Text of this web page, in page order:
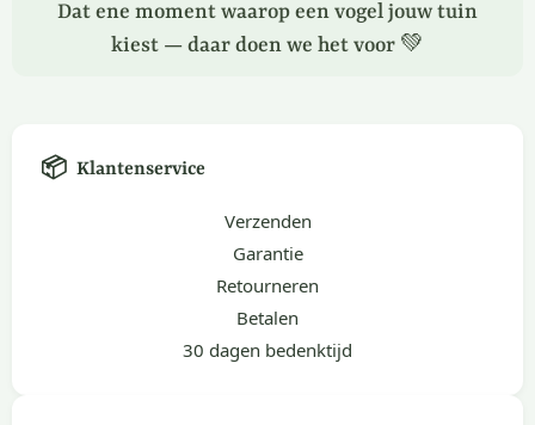
Dat ene moment waarop een vogel jouw tuin
kiest — daar doen we het voor 💚
📦 Klantenservice
Verzenden
Garantie
Retourneren
Betalen
30 dagen bedenktijd